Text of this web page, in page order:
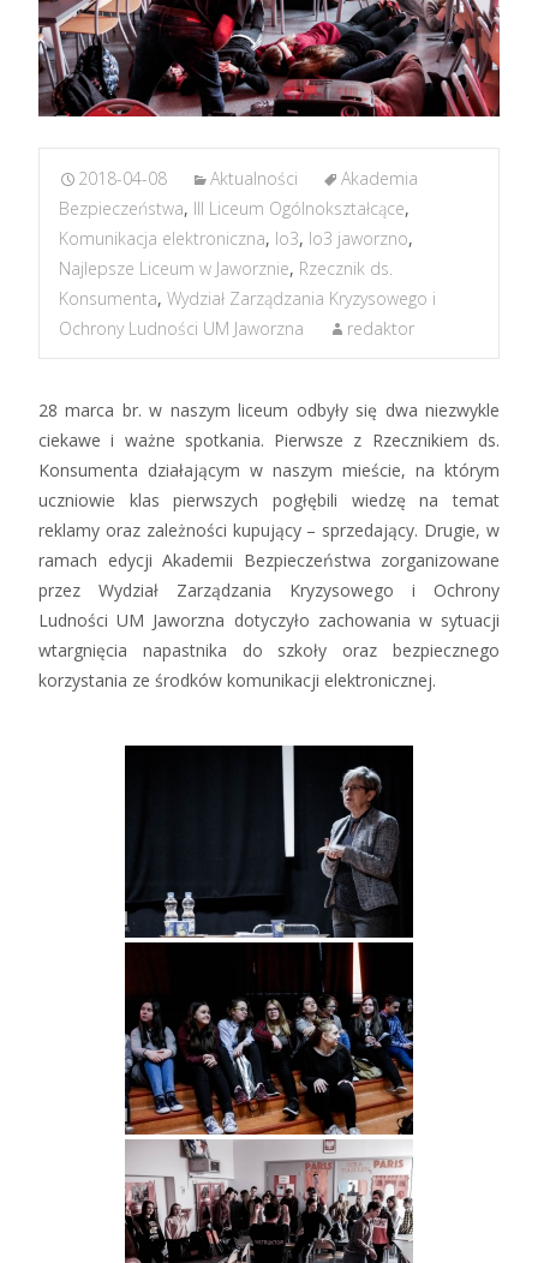
2018-04-08 Aktualności
Akademia
Bezpieczeństwa, III Liceum Ogólnokształcące,
Komunikacja elektroniczna, lo3, lo3 jaworzno,
Najlepsze Liceum w Jaworznie, Rzecznik ds.
Konsumenta, Wydział Zarządzania Kryzysowego i
Ochrony Ludności UM Jaworzna
redaktor
28 marca br. w naszym liceum odbyły się dwa niezwykle
ciekawe i ważne spotkania. Pierwsze z Rzecznikiem ds.
Konsumenta działającym w naszym mieście, na którym
uczniowie klas pierwszych pogłębili wiedzę na temat
reklamy oraz zależności kupujący – sprzedający. Drugie, w
ramach edycji Akademii Bezpieczeństwa zorganizowane
przez Wydział Zarządzania Kryzysowego i Ochrony
Ludności UM Jaworzna dotyczyło zachowania w sytuacji
wtargnięcia napastnika do szkoły oraz bezpiecznego
korzystania ze środków komunikacji elektronicznej.